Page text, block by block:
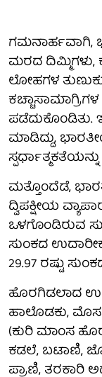
ಗಮನಾರ್ಹವಾಗಿ,
ಮರದ ದಿಮ್ಮಿಗಳು,
ಲೋಹಗಳ
ಪಡೆದುಕೊಂಡಿತು.
ಮಾಡಿದ್ದು,
ಮತ್ತೊಂದೆಡೆ,
ದ್ವಿಪಕ್ಷೀಯ
ಒಳಗೊಂಡಿರುವ
ಸುಂಕದ
29.97 ರಷ್ಟು
ಹೊರಗಿಡಲಾದ
ಹಾಲೊಡಕು,
(ಕುರಿ ಮಾಂಸ
ಕಡಲೆ, ಬಟಾಣಿ,
ಪ್ರಾಣಿ, ತರಕಾರಿ